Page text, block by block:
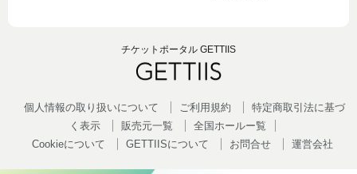
チケットポータル GETTIIS
個人情報の取り扱いについて ご利用規約
特定商取引法に基づ
く表示
販売元一覧
全国ホールー覧
Cookieについて
GETTIISについて お問合せ 運営会社